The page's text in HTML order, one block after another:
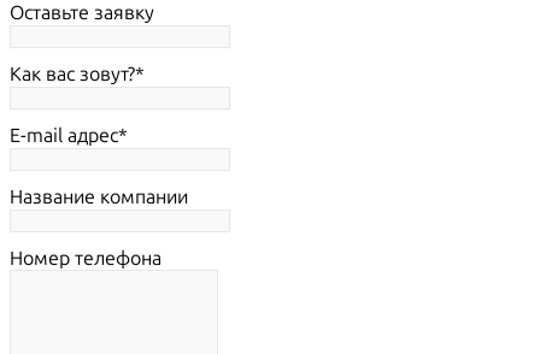
Оставьте заявку
Как вас зовут?
E-mail адрес
Название компании
Номер телефона